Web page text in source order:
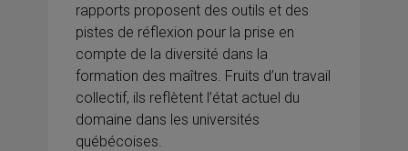
rapports proposent des outils et des
pistes de réflexion pour la prise en
compte de la diversité dans la
formation des maîtres. Fruits d’un travail
collectif, ils reflètent l’état actuel du
domaine dans les universités
québécoises.